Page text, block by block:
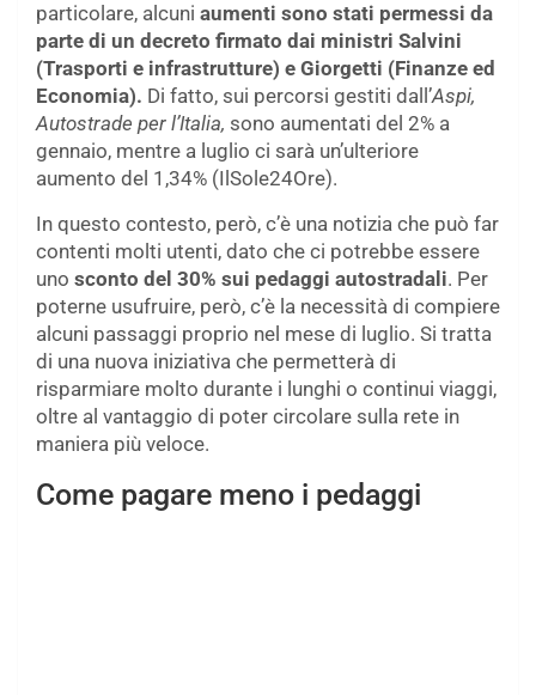
particolare, alcuni aumenti sono stati permessi da
parte di un decreto firmato dai ministri Salvini
(Trasporti e infrastrutture) e Giorgetti (Finanze ed
Economia). Di fatto, sui percorsi gestiti dall’Aspi,
Autostrade per l’Italia, sono aumentati del 2% a
gennaio, mentre a luglio ci sarà un’ulteriore
aumento del 1,34% (IlSole24Ore).
In questo contesto, però, c’è una notizia che può far
contenti molti utenti, dato che ci potrebbe essere
uno sconto del 30% sui pedaggi autostradali. Per
poterne usufruire, però, c’è la necessità di compiere
alcuni passaggi proprio nel mese di luglio. Si tratta
di una nuova iniziativa che permetterà di
risparmiare molto durante i lunghi o continui viaggi,
oltre al vantaggio di poter circolare sulla rete in
maniera più veloce.
Come pagare meno i pedaggi